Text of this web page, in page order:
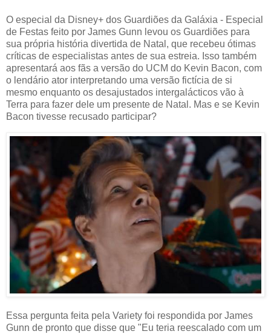
O especial da Disney+ dos Guardiões da Galáxia - Especial
de Festas feito por James Gunn levou os Guardiões para
sua própria história divertida de Natal, que recebeu ótimas
críticas de especialistas antes de sua estreia. Isso também
apresentará aos fãs a versão do UCM do Kevin Bacon, com
o lendário ator interpretando uma versão fictícia de si
mesmo enquanto os desajustados intergalácticos vão à
Terra para fazer dele um presente de Natal. Mas e se Kevin
Bacon tivesse recusado participar?
Essa pergunta feita pela Variety foi respondida por James
Gunn de pronto que disse que "Eu teria reescalado com um